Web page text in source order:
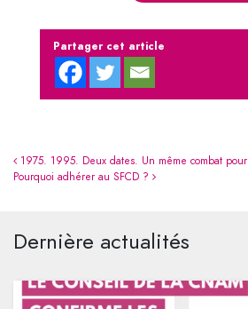
Partager cet article
Navigation
1975. 1995. Deux dates. Un même combat
Pourquoi adhérer au SFCD ?
Dernière actualités